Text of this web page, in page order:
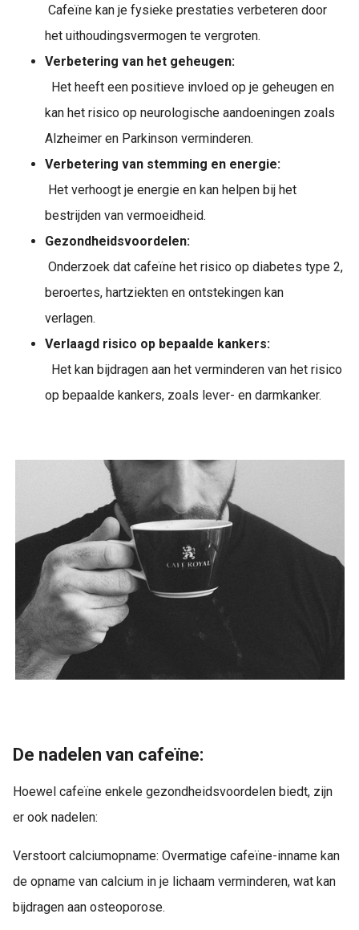
Cafeïne kan je fysieke prestaties verbeteren door
het uithoudingsvermogen te vergroten.
Verbetering van het geheugen:
Het heeft een positieve invloed op je geheugen en
kan het risico op neurologische aandoeningen zoals
Alzheimer en Parkinson verminderen.
Verbetering van stemming en energie:
Het verhoogt je energie en kan helpen bij het
bestrijden van vermoeidheid.
Gezondheidsvoordelen:
Onderzoek dat cafeïne het risico op diabetes type 2,
beroertes, hartziekten en ontstekingen kan
verlagen.
Verlaagd risico op bepaalde kankers:
Het kan bijdragen aan het verminderen van het risico
op bepaalde kankers, zoals lever- en darmkanker.
De nadelen van cafeïne:
Hoewel cafeïne enkele gezondheidsvoordelen biedt, zijn
er ook nadelen:
Verstoort calciumopname: Overmatige cafeïne-inname kan
de opname van calcium in je lichaam verminderen, wat kan
bijdragen aan osteoporose.